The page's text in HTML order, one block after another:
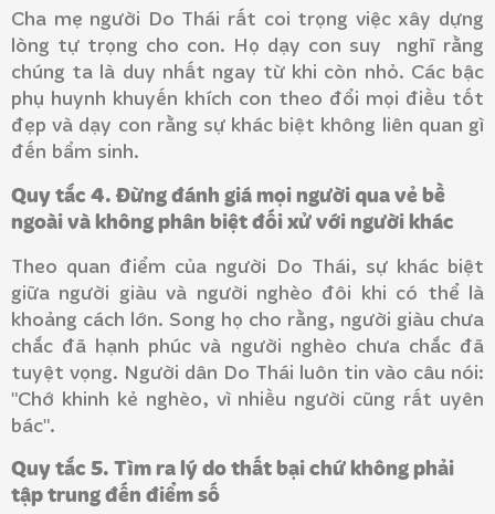
Cha mẹ người Do Thái rất coi trọng việc xây dựng
lòng tự trọng cho con. Họ dạy con suy nghĩ rằng
chúng ta là duy nhất ngay từ khi còn nhỏ. Các bậc
phụ huynh khuyến khích con theo đổi mọi điều tốt
đẹp và dạy con rằng sự khác biệt không liên quan gì
đến bẩm sinh.
Quy tắc 4. Đừng đánh giá mọi người qua vẻ bề
ngoài và không phân biệt đối xử với người khác
Theo quan điểm của người Do Thái, sự khác biệt
giữa người giàu và người nghèo đôi khi có thể là
khoảng cách lớn. Song họ cho rằng, người giàu chưa
chắc đã hạnh phúc và người nghèo chưa chắc đã
tuyệt vọng. Người dân Do Thái luôn tin vào câu nói:
"Chớ khinh kẻ nghèo, vì nhiều người cũng rất uyên
bác".
Quy tắc 5. Tìm ra lý do thất bại chứ không phải
tập trung đến điểm số